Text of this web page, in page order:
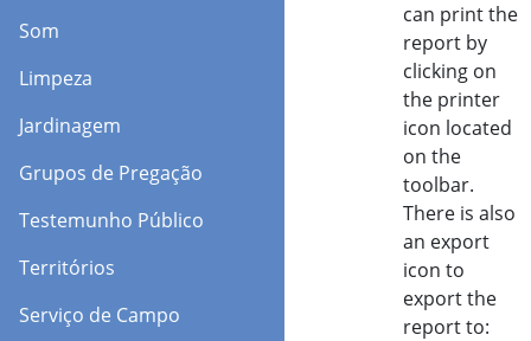
Som
Limpeza
Jardinagem
Grupos de Pregação
Testemunho Público
Territórios
Serviço de Campo
can print the
report by
clicking on
the printer
icon located
on the
toolbar.
There is also
an export
icon to
export the
report to: